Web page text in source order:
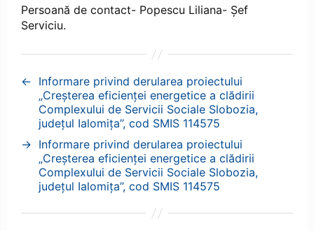
Persoană de contact- Popescu Liliana- Șef
Serviciu.
← Informare privind derularea proiectului
„Creșterea eficienței energetice a clădirii
Complexului de Servicii Sociale Slobozia,
județul Ialomița’’, cod SMIS 114575
→ Informare privind derularea proiectului
„Creșterea eficienței energetice a clădirii
Complexului de Servicii Sociale Slobozia,
județul Ialomița’’, cod SMIS 114575